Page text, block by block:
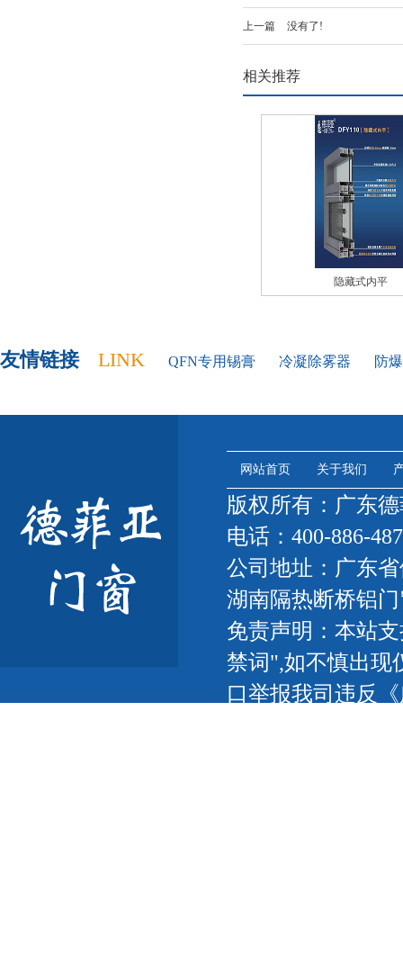
上一篇 没有了!
相关推荐
隐藏式内平
友情链接 LINK QFN专用锡膏 冷凝除雾器 防
网站首页 关于我们
版权所有：广东
电话：400-886-
公司地址：广东
湖南隔热断桥铝
免责声明：本站
禁词",如不慎出现
口举报我司违反